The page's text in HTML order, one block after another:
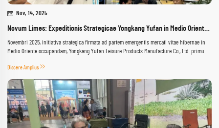
Nov, 14, 2025
Novum Limes: Expeditionis Strategicae Yongkang Yufan in Medio Oriente ad Expositionem Möbiliorum Hibernorum Gedda
Novembri 2025, initiativa strategica firmata ad partem emergentis mercati vitae hibernae in
Medio Oriente occupandam, Yongkang Yufan Leisure Products Manufacture Co., Ltd. primum
Discere Amplius